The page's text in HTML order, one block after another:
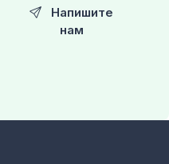
Напишите
нам